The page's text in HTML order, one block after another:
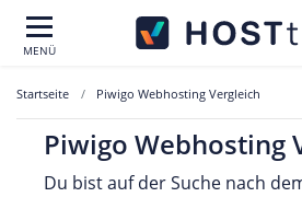
MENÜ
Startseite Piwigo Webhosting Vergleich
Piwigo Webhosting
Du bist auf der Suche nach